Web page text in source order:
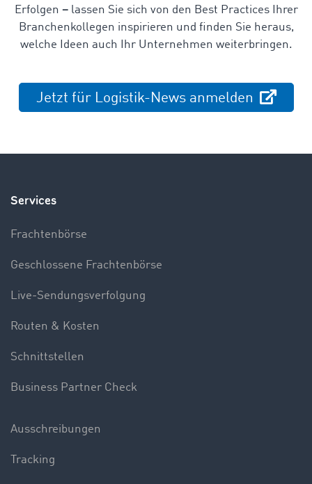
Erfolgen –lassen Sie sich von den Best Practices Ihrer
Branchenkollegen inspirieren und finden Sie heraus,
welche Ideen auch Ihr Unternehmen weiterbringen.
Jetzt für Logistik-News anmelden
Services
Frachtenbörse
Geschlossene Frachtenbörse
Live-Sendungsverfolgung
Routen & Kosten
Schnittstellen
Business Partner Check
Ausschreibungen
Tracking